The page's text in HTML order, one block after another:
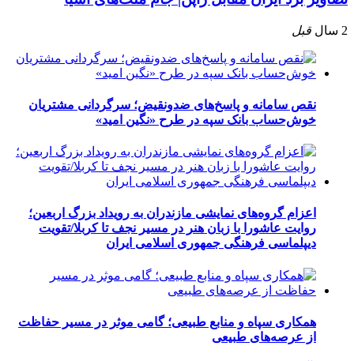
2 سال قبل
نقص سامانه و پاسخ‌های ضدونقیض؛ سرگردانی مشتریان
خوش‌حساب بانک سپه در طرح «نگین امید»
اعزام گروه‌های نمایشی مازندران به رویداد بزرگ اربعین؛
روایت عاشورا با زبان هنر در مسیر نجف تا کربلا/تقویت
دیپلماسی فرهنگی جمهوری اسلامی ایران
همکاری سپاه و منابع طبیعی؛ گامی موثر در مسیر حفاظت
از عرصه‌های طبیعی